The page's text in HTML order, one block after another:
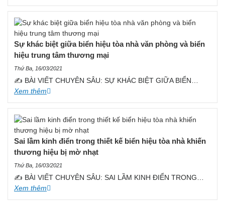
Sự khác biệt giữa biển hiệu tòa nhà văn phòng và biển
hiệu trung tâm thương mại
Thứ Ba, 16/03/2021
✍️ BÀI VIẾT CHUYÊN SÂU: SỰ KHÁC BIỆT GIỮA BIỂN…
Xem thêm
Sai lầm kinh điển trong thiết kế biển hiệu tòa nhà khiến
thương hiệu bị mờ nhạt
Thứ Ba, 16/03/2021
✍️ BÀI VIẾT CHUYÊN SÂU: SAI LẦM KINH ĐIỂN TRONG…
Xem thêm